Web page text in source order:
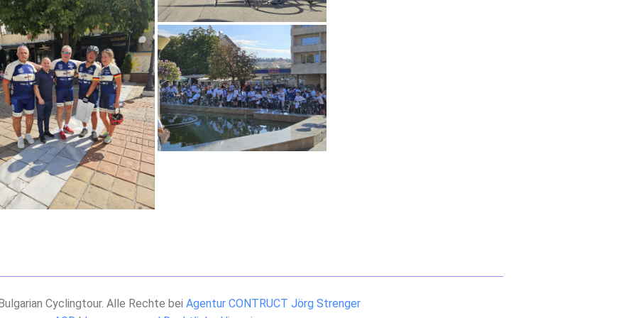
Cyclingtour. Alle Rechte bei Agentur CONTRUCT Jörg Strenger